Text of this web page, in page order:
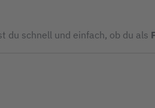
du schnell und einfach, ob du als